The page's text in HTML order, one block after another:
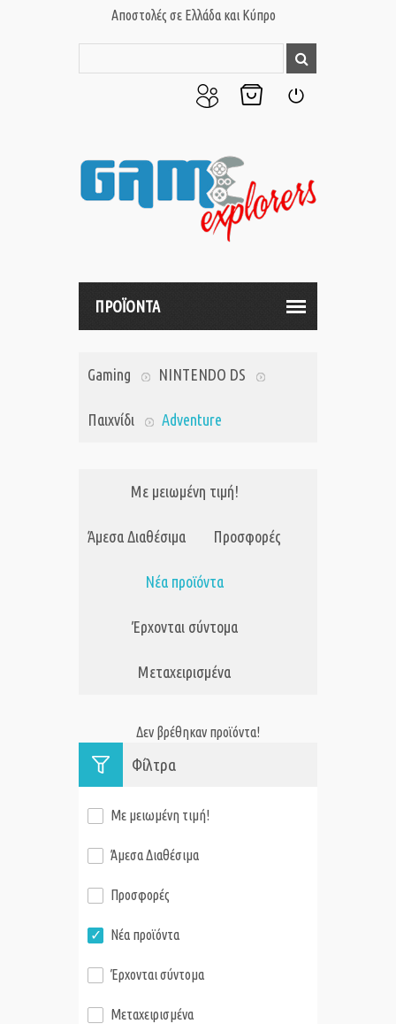
Αποστολές σε Ελλάδα και Κύπρο
μου
ΠΡΟΪΟΝΤΑ
Gaming NINTENDO DS
Παιχνίδι Adventure
Με μειωμένη τιμή!
Άμεσα Διαθέσιμα Προσφορές
Νέα προϊόντα
Έρχονται σύντομα
Μεταχειρισμένα
Δεν βρέθηκαν προϊόντα!
Φίλτρα
Με μειωμένη τιμή!
Άμεσα Διαθέσιμα
Προσφορές
Νέα προϊόντα
Έρχονται σύντομα
Μεταχειρισμένα